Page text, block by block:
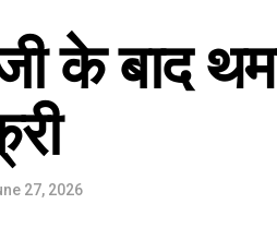
के बाद
27, 2026